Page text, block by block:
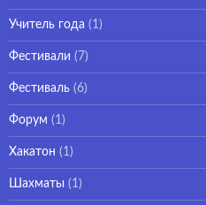
Учитель года (1)
Фестивали (7)
Фестиваль (6)
Форум (1)
Хакатон (1)
Шахматы (1)